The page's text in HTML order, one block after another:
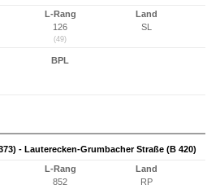
L-Rang
126
(49)
Land
SL
BPL
- Lauterecken-Grumbacher Straße (B 420)
L-Rang
852
Land
RP